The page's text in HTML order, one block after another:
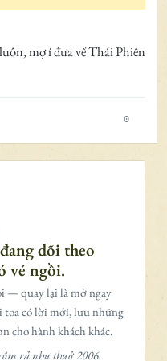
mợ í đưa vế Thái Phiên
0
dõi theo
vé ngồi.
— quay lại là mở ngay
toa có lời mới, lưu những
cho hành khách khác.
rả như thuở 2006.